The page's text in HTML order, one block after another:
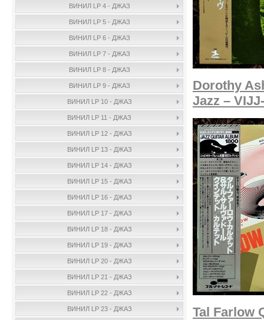
ВИНИЛ LP 4 - ДЖАЗ
ВИНИЛ LP 5 - ДЖАЗ
ВИНИЛ LP 6 - ДЖАЗ
ВИНИЛ LP 7 - ДЖАЗ
ВИНИЛ LP 8 - ДЖАЗ
ВИНИЛ LP 9 - ДЖАЗ
ВИНИЛ LP 10 - ДЖАЗ
ВИНИЛ LP 11 - ДЖАЗ
ВИНИЛ LP 12 - ДЖАЗ
ВИНИЛ LP 13 - ДЖАЗ
ВИНИЛ LP 14 - ДЖАЗ
ВИНИЛ LP 15 - ДЖАЗ
ВИНИЛ LP 16 - ДЖАЗ
ВИНИЛ LP 17 - ДЖАЗ
ВИНИЛ LP 18 - ДЖАЗ
ВИНИЛ LP 19 - ДЖАЗ
ВИНИЛ LP 20 - ДЖАЗ
ВИНИЛ LP 21 - ДЖАЗ
ВИНИЛ LP 22 - ДЖАЗ
ВИНИЛ LP 23 - ДЖАЗ
Dorothy
Jazz –
Tal Farlow